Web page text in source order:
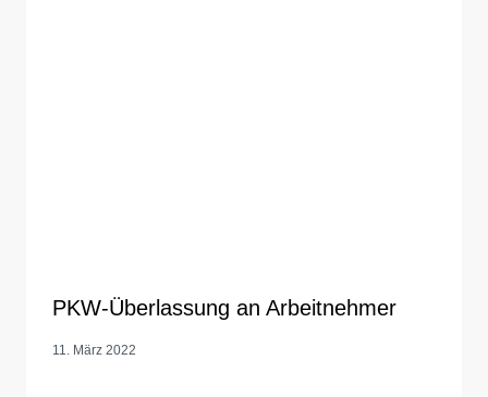
PKW-Überlassung an Arbeitnehmer
11. März 2022